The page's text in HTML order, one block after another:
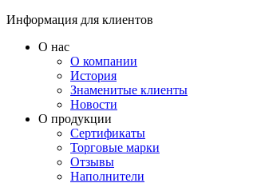
Информация для клиентов
О нас
О компании
История
Знаменитые клиенты
Новости
О продукции
Сертификаты
Торговые марки
Отзывы
Наполнители